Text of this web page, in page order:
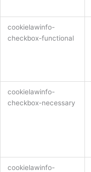
cookielawinfo-
checkbox-functional
cookielawinfo-
checkbox-necessary
cookielawinfo-